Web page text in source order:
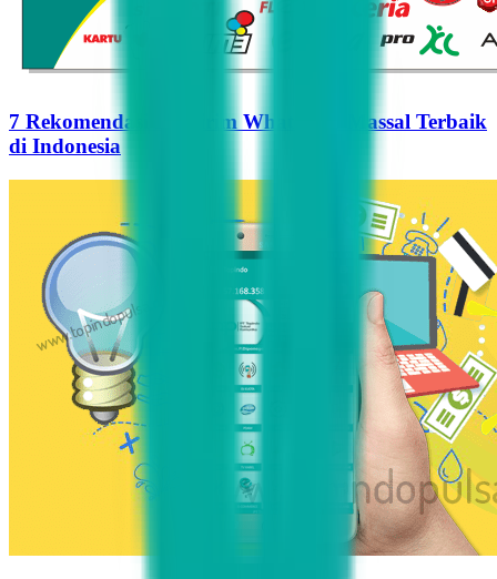
7 Rekomendasi Pengirim WhatsApp Massal Terbaik
di Indonesia